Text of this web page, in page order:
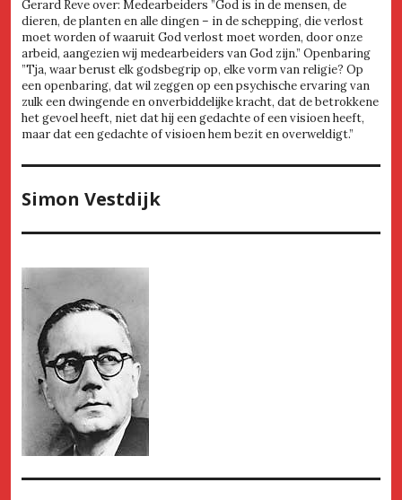
Gerard Reve over: Medearbeiders ”God is in de mensen, de
dieren, de planten en alle dingen – in de schepping, die verlost
moet worden of waaruit God verlost moet worden, door onze
arbeid, aangezien wij medearbeiders van God zijn.” Openbaring
”Tja, waar berust elk godsbegrip op, elke vorm van religie? Op
een openbaring, dat wil zeggen op een psychische ervaring van
zulk een dwingende en onverbiddelijke kracht, dat de betrokkene
het gevoel heeft, niet dat hij een gedachte of een visioen heeft,
maar dat een gedachte of visioen hem bezit en overweldigt.”
Simon Vestdijk